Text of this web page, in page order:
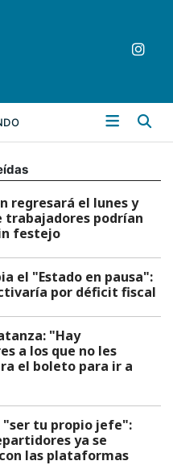
regresará el lunes y
trabajadores podrían
festejo
el "Estado en pausa":
por déficit fiscal
"Hay
a los que no les
el boleto para ir a
"ser tu propio jefe":
ya se
las plataformas